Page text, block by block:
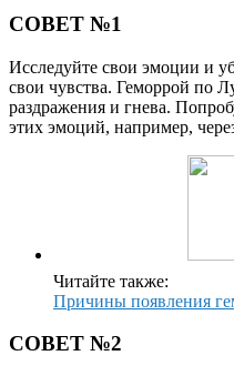
СОВЕТ №1
Исследуйте свои эмоции и
свои чувства. Геморрой по
раздражения и гнева.
этих эмоций, например,
Читайте также:
Причины появления
СОВЕТ №2